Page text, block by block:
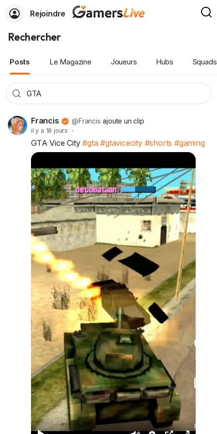
Rejoindre
Rechercher
Posts Le Magazine Joueurs Hubs Squads
Francis @Francis ajoute un clip
il y a 18 jours ·
GTA Vice City#gta #gtavicecity #shorts #gaming